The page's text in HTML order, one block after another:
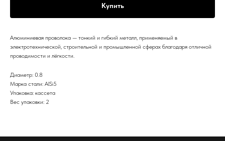
Купить
Алюминиевая проволока — тонкий и гибкий металл, применяемый в
электротехнической, строительной и промышленной сферах благодаря отличной
проводимости и лёгкости.
Диаметр: 0.8
Марка стали: AlSi5
Упаковка: кассета
Вес упаковки: 2